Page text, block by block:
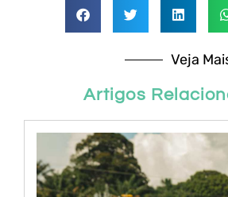
Veja
Artigos